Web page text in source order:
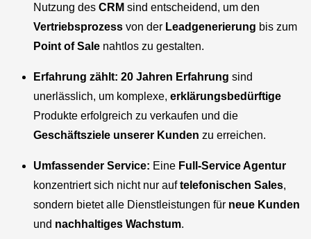
Nutzung des CRM sind entscheidend, um den
Vertriebsprozess von der Leadgenerierung bis zum
Point of Sale nahtlos zu gestalten.
Erfahrung zählt: 20 Jahren Erfahrung sind
unerlässlich, um komplexe, erklärungsbedürftige
Produkte erfolgreich zu verkaufen und die
Geschäftsziele unserer Kunden zu erreichen.
Umfassender Service: Eine Full-Service Agentur
konzentriert sich nicht nur auftelefonischen Sales,
sondern bietet alle Dienstleistungen für neue Kunden
und nachhaltiges Wachstum.